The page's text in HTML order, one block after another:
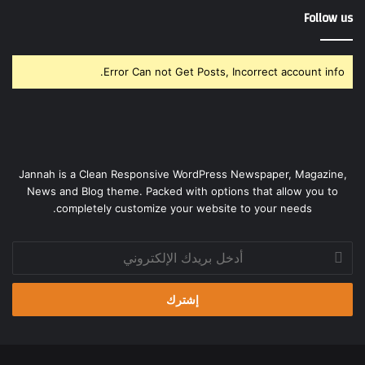
Follow us
Error Can not Get Posts, Incorrect account info.
Jannah is a Clean Responsive WordPress Newspaper, Magazine,
News and Blog theme. Packed with options that allow you to
completely customize your website to your needs.
أدخل
بريدك
الإلكتروني